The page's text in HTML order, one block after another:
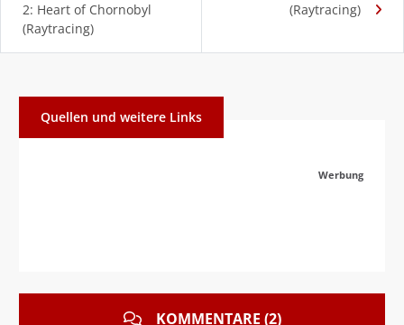
2: Heart of Chornobyl
(Raytracing)
(Raytracing)
Quellen und weitere Links
Werbung
KOMMENTARE (2)